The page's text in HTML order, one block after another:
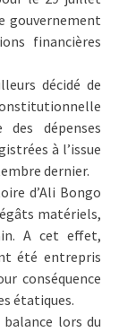
gouvernement
financières
décidé de
dépenses
à l’issue
dernier.
d’Ali Bongo
matériels,
A cet effet,
été entrepris
conséquence
étatiques.
lors du